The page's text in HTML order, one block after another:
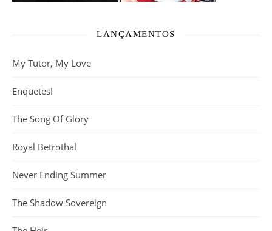
LANÇAMENTOS
My Tutor, My Love
Enquetes!
The Song Of Glory
Royal Betrothal
Never Ending Summer
The Shadow Sovereign